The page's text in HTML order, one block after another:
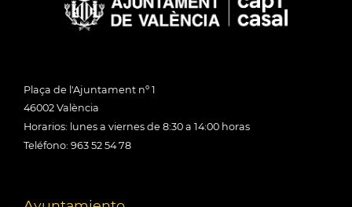
Plaça de l'Ajuntament nº 1
46002 València
Horarios: lunes a viernes de 8:30 a 14:00 horas
Teléfono: 963 52 54 78